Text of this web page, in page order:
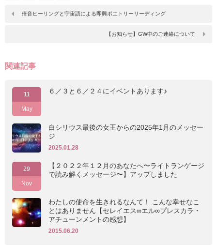
倍音ヒーリングと宇宙語による即興ポエトリーリーディング
【お知らせ】GW中のご連絡について
関連記事
11
May
６／３と６／２４にイベントあります♪
白シリウス最後の女王からの2025年1月のメッセー
ジ
2025.01.28
29
Nov
【２０２２年１２月のあなたへ〜ライトランゲージ
で読み解くメッセージ〜】アップしました
わたしの使命を生きれるなんて！ こんな幸せなこ
とはありません【セレイエス∞エル∞プレスカラ・
アチューンメントの感想】
2015.06.20